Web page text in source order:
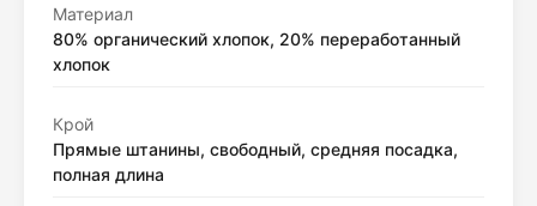
Материал
80% органический хлопок, 20% переработанный
хлопок
Крой
Прямые штанины, свободный, средняя посадка,
полная длина